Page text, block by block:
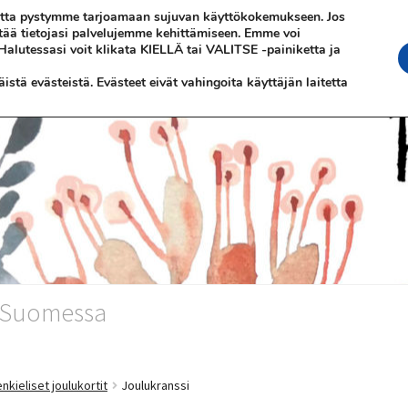
joulukortit Joulukranssi
pystymme tarjoamaan sujuvan käyttökokemukseen. Jos
tietojasi palvelujemme kehittämiseen. Emme voi
voit klikata KIELLÄ tai VALITSE -painiketta ja
evästeistä. Evästeet eivät vahingoita käyttäjän laitetta